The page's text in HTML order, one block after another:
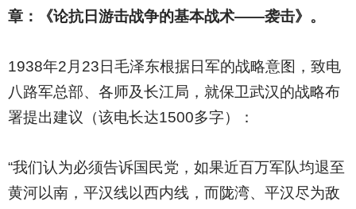
章：《论抗日游击战争的基本战术——袭击》。
1938年2月23日毛泽东根据日军的战略意图，致电
八路军总部、各师及长江局，就保卫武汉的战略布
署提出建议（该电长达1500多字）：
“我们认为必须告诉国民党，如果近百万军队均退至
黄河以南，平汉线以西内线，而陇湾、平汉尽为敌